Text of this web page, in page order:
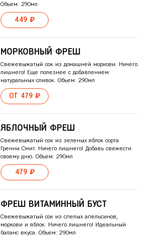
Объем: 290мл
449 ₽
МОРКОВНЫЙ ФРЕШ
Свежевыжатый сок из домашней моркови. Ничего
лишнего! Еще полезнее с добавлением
натуральных сливок. Объем: 290мл
ОТ 479 ₽
ЯБЛОЧНЫЙ ФРЕШ
Свежевыжатый сок из зеленых яблок сорта
Гренни Смит. Ничего лишнего! Добавь свежести
своему дню. Объем: 290мл
479 ₽
ФРЕШ ВИТАМИННЫЙ БУСТ
Свежевыжатый сок из спелых апельсинов,
моркови и яблок. Ничего лишнего! Идеальный
баланс вкуса. Объем: 290мл